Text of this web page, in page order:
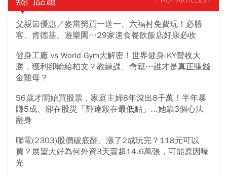
父親節優惠／麥當勞買一送一、六福村免費玩！必勝
客、肯德基、遊樂園…29家速食餐飲飯店好康必收
健身工廠 vs World Gym大解密！世界健身-KY營收大
勝，獲利卻輸給柏文？教練課、會籍…誰才是真正賺錢
金雞母？
56歲才開始買股票，家庭主婦8年滾出8千萬！半年暴
賺5成、卻在股災「輝達殺在最低點」...她靠3個心法
翻身
聯電(2303)股價破底翻、漲了2成玩完？118元可以
買？展望大好為何外資3天賣超14.6萬張，可能原因曝
光